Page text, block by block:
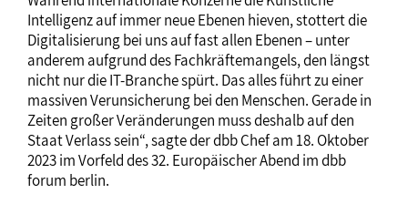
Intelligenz auf immer neue Ebenen hieven, stottert die
Digitalisierung bei uns auf fast allen Ebenen – unter
anderem aufgrund des Fachkräftemangels, den längst
nicht nur die IT-Branche spürt. Das alles führt zu einer
massiven Verunsicherung bei den Menschen. Gerade in
Zeiten großer Veränderungen muss deshalb auf den
Staat Verlass sein“, sagte der dbb Chef am 18. Oktober
2023 im Vorfeld des 32. Europäischer Abend im dbb
forum berlin.